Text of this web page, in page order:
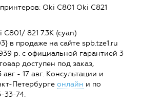
Oki C801 Oki C821
821 7.3K (cyan)
в продаже на сайте spb.tze1.ru
р. с официальной гарантией 3
доступен под заказ,
авг - 17 авг. Консультации и
Петербурге онлайн и по
33-74.